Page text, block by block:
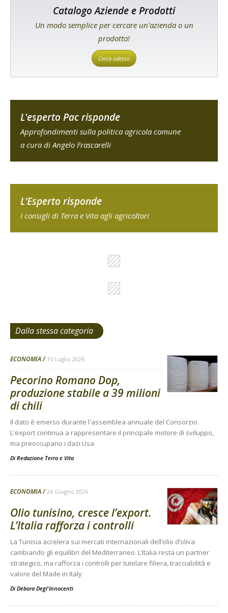
Catalogo Aziende e Prodotti
Un modo semplice per cercare un'azienda o un
prodotto!
Cerca adesso
L'esperto Pac risponde
Approfondimenti sulla politica agricola comune
a cura di Angelo Frascarelli
L'Esperto risponde
I consigli di Terra e Vita agli agricoltori
Dalla stessa categoria
ECONOMIA 15 Luglio 2026
Pecorino Romano Dop,
produzione stabile a 39 milioni
di chili
Il dato è emerso durante l'assemblea annuale del Consorzio.
L'export continua a rappresentare il principale motore di sviluppo,
ma preoccupano i dazi Usa
Di Redazione Terra e Vita
ECONOMIA 26 Giugno 2026
Olio tunisino, cresce l’export.
L’Italia rafforza i controlli
La Tunisia accelera sui mercati internazionali dell’olio d’oliva
cambiando gli equilibri del Mediterraneo. L’Italia resta un partner
strategico, ma rafforza i controlli per tutelare filiera, tracciabilità e
valore del Made in Italy
Di Debora Degl'Innocenti